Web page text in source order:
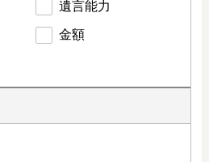
遺言能力
金額